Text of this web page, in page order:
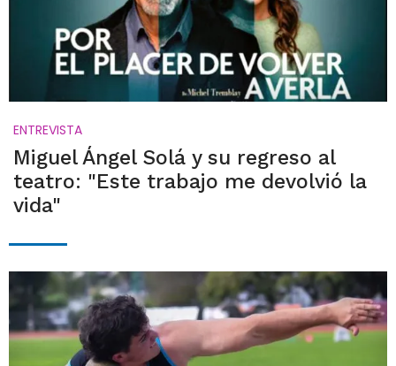
ENTREVISTA
Miguel Ángel Solá y su regreso al
teatro: "Este trabajo me devolvió la
vida"